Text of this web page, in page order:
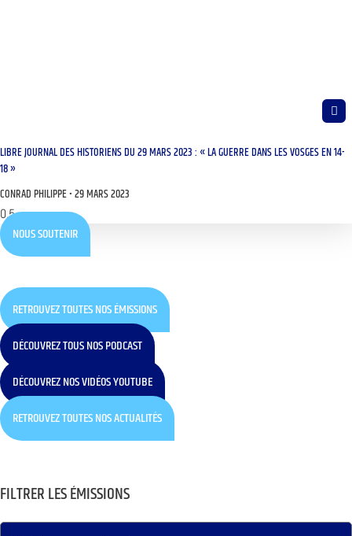
LIBRE JOURNAL DES HISTORIENS DU 29 MARS 2023 : « LA GUERRE DANS LES VOSGES EN 14-
18 »
CONRAD PHILIPPE 29 MARS 2023
NOUS SOUTENIR
RETROUVEZ TOUTES NOS ÉMISSIONS
DÉCOUVREZ TOUS NOS PODCAST
DÉCOUVREZ NOS VIDÉOS YOUTUBE
RETROUVEZ TOUTES NOS ACTUALITÉS
FILTRER LES ÉMISSIONS